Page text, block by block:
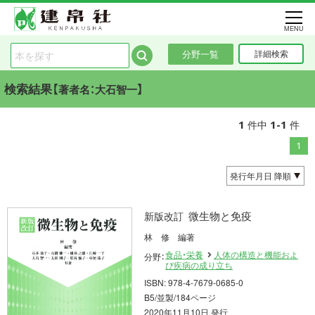
分野一覧 詳細検索
MENU
検索結果【著者名：大石智一】
1 件中 1-1 件
1
新版改訂 微生物と免疫
林 修 編著
分野：食品・栄養
人体の構造と機能およ
び疾病の成り立ち
ISBN: 978-4-7679-0685-0
B5/並製/184ページ
2020年11月10日 発行